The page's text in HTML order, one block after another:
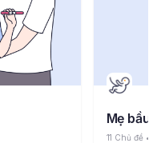
Mẹ bầu
11 Chủ đề